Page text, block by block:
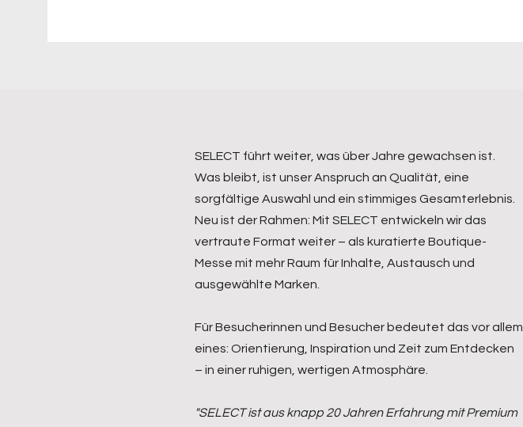
SELECT führt weiter, was über Jahre gewachsen ist.
Was bleibt, ist unser Anspruch an Qualität, eine
sorgfältige Auswahl und ein stimmiges Gesamterlebnis.
Neu ist der Rahmen: Mit SELECT entwickeln wir das
vertraute Format weiter – als kuratierte Boutique-
Messe mit mehr Raum für Inhalte, Austausch und
ausgewählte Marken.
Für Besucherinnen und Besucher bedeutet das vor allem
eines: Orientierung, Inspiration und Zeit zum Entdecken
– in einer ruhigen, wertigen Atmosphäre.
"SELECT ist aus knapp 20 Jahren Erfahrung mit Premium